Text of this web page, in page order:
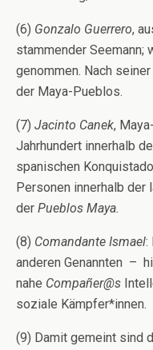
(6) Gonzalo Guerrero,
stammender Seemann;
genommen. Nach
der Maya-Pueblos.
(7) Jacinto Canek,
Jahrhundert innerhalb
spanischen
Personen innerhalb der
der Pueblos Maya.
(8) Comandante Ismael:
anderen Genannten –
nahe Compañer@s
soziale Kämpfer*innen.
(9) Damit gemeint sind